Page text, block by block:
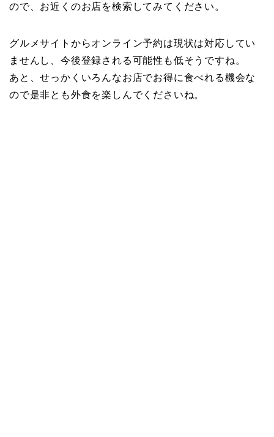
ので、お近くのお店を検索してみてください。
グルメサイトからオンライン予約は現状は対応してい
ませんし、今後登録される可能性も低そうですね。
あと、せっかくいろんなお店でお得に食べれる機会な
ので是非とも外食を楽しんでくださいね。